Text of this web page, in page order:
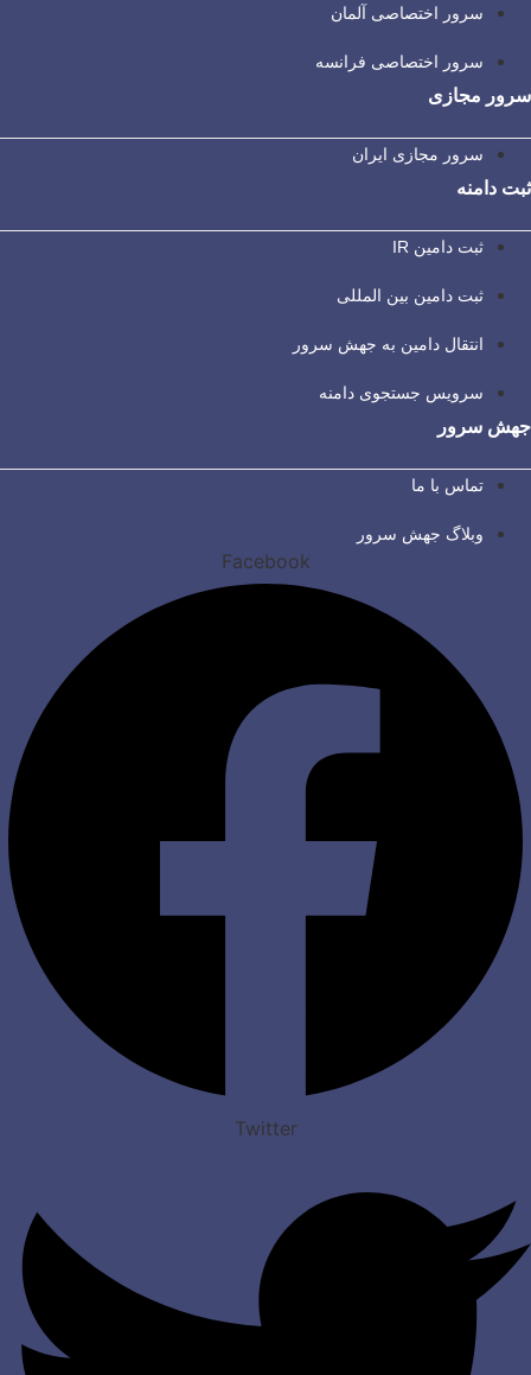
سرور اختصاصی آلمان
سرور اختصاصی فرانسه
سرور مجازی
سرور مجازی ایران
ثبت دامنه
ثبت دامین IR
ثبت دامین بین المللی
انتقال دامین به جهش سرور
سرویس جستجوی دامنه
جهش سرور
تماس با ما
وبلاگ جهش سرور
Facebook
Twitter